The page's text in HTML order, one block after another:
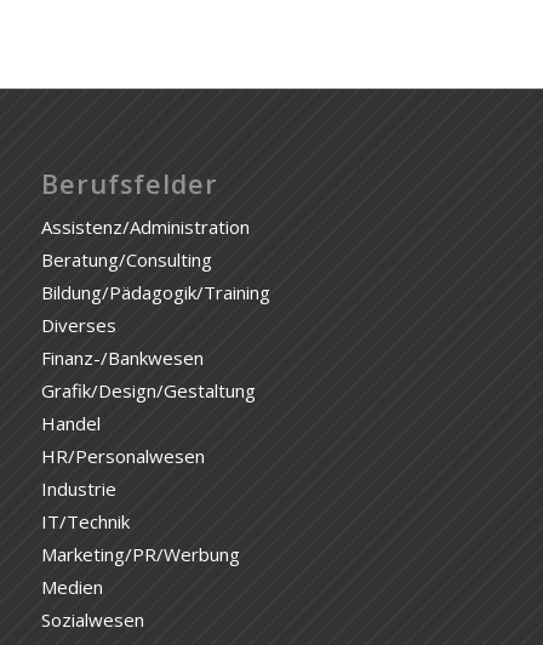
Berufsfelder
Assistenz/Administration
Beratung/Consulting
Bildung/Pädagogik/Training
Diverses
Finanz-/Bankwesen
Grafik/Design/Gestaltung
Handel
HR/Personalwesen
Industrie
IT/Technik
Marketing/PR/Werbung
Medien
Sozialwesen